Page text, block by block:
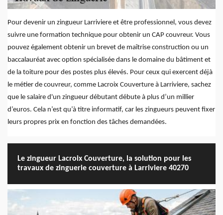
Pour devenir un zingueur Larriviere et être professionnel, vous devez
suivre une formation technique pour obtenir un CAP couvreur. Vous
pouvez également obtenir un brevet de maîtrise construction ou un
baccalauréat avec option spécialisée dans le domaine du bâtiment et
de la toiture pour des postes plus élevés. Pour ceux qui exercent déjà
le métier de couvreur, comme Lacroix Couverture à Larriviere, sachez
que le salaire d'un zingueur débutant débute à plus d’un millier
d’euros. Cela n’est qu’à titre informatif, car les zingueurs peuvent fixer
leurs propres prix en fonction des tâches demandées.
Le zingueur Lacroix Couverture, la solution pour les
travaux de zinguerie couverture à Larriviere 40270